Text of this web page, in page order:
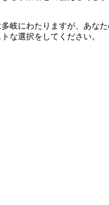
岐にわたりますが、あな
な選択をしてください。